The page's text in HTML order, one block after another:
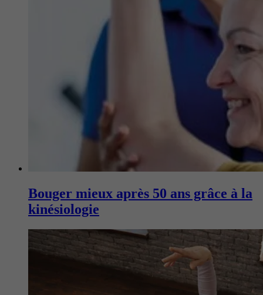
Bouger mieux après 50 ans grâce à la
kinésiologie